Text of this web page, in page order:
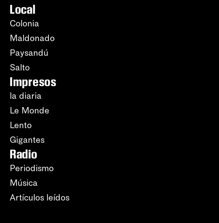
Local
Colonia
Maldonado
Paysandú
Salto
Impresos
la diaria
Le Monde
Lento
Gigantes
Radio
Periodismo
Música
Artículos leídos